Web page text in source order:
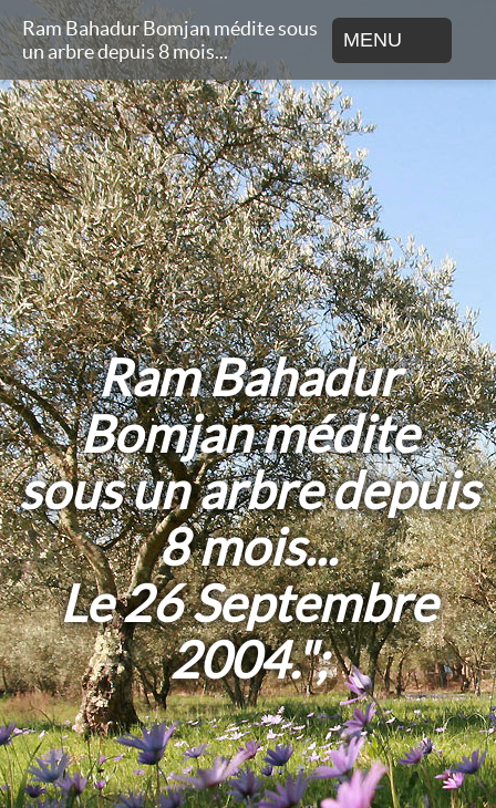
Ram Bahadur
Bomjan médite
sous un arbre depuis
8 mois...
Le 26 Septembre
2004.";
Ram Bahadur Bomjan médite sous
un arbre depuis 8 mois...
MENU